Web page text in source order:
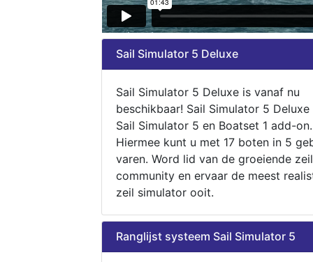
Sail Simulator 5 Deluxe
Sail Simulator 5 Deluxe is vanaf nu
beschikbaar! Sail Simulator 5
Sail Simulator 5 en Boatset 1 add-on.
Hiermee kunt u met 17 boten in 5
varen. Word lid van de groeiende zeil
community en ervaar de meest
zeil simulator ooit.
Ranglijst systeem Sail Simulator 5